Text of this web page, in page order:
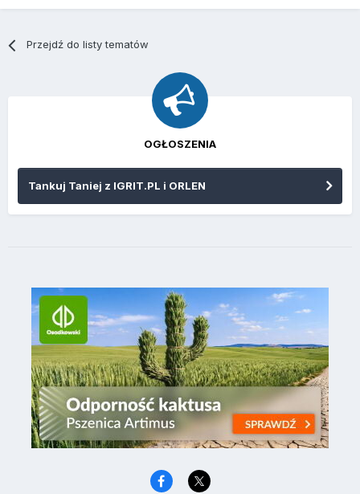
Przejdź do listy tematów
OGŁOSZENIA
Tankuj Taniej z IGRIT.PL i ORLEN